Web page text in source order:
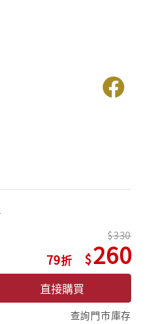
79
330
260
直接購買
查詢門市庫存